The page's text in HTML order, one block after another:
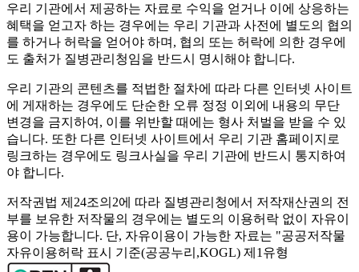
우리 기관에서 제공하는 자료로 수익을 얻거나 이에 상응하는
혜택을 얻고자 하는 경우에는 우리 기관과 사전에 별도의 협의
를 하거나 허락을 얻어야 하며, 협의 또는 허락에 의한 경우에
도 출처가 질병관리청임을 반드시 명시해야 합니다.
우리 기관의 콘텐츠를 적법한 절차에 따라 다른 인터넷 사이트
에 게재하는 경우에도 단순한 오류 정정 이외에 내용의 무단
변경을 금지하여, 이를 위반할 때에는 형사 처벌을 받을 수 있
습니다. 또한 다른 인터넷 사이트에서 우리 기관 홈페이지로
링크하는 경우에도 링크사실을 우리 기관에 반드시 통지하여
야 합니다.
저작권법 제24조의2에 따라 질병관리청에서 저작재산권의 전
부를 보유한 저작물의 경우에는 별도의 이용허락 없이 자유이
용이 가능합니다. 단, 자유이용이 가능한 자료는 "공공저작물
자유이용허락 표시 기준(공공누리,KOGL) 제1유형